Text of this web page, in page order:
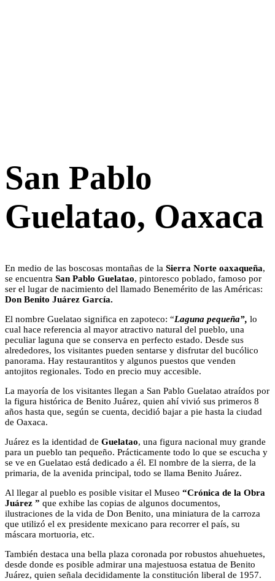
San Pablo
Guelatao, Oaxaca
En medio de las boscosas montañas de la Sierra Norte oaxaqueña,
se encuentra San Pablo Guelatao, pintoresco poblado, famoso por
ser el lugar de nacimiento del llamado Benemérito de las Américas:
Don Benito Juárez García.
El nombre Guelatao significa en zapoteco: “Laguna pequeña”, lo
cual hace referencia al mayor atractivo natural del pueblo, una
peculiar laguna que se conserva en perfecto estado. Desde sus
alrededores, los visitantes pueden sentarse y disfrutar del bucólico
panorama. Hay restaurantitos y algunos puestos que venden
antojitos regionales. Todo en precio muy accesible.
La mayoría de los visitantes llegan a San Pablo Guelatao atraídos por
la figura histórica de Benito Juárez, quien ahí vivió sus primeros 8
años hasta que, según se cuenta, decidió bajar a pie hasta la ciudad
de Oaxaca.
Juárez es la identidad de Guelatao, una figura nacional muy grande
para un pueblo tan pequeño. Prácticamente todo lo que se escucha y
se ve en Guelatao está dedicado a él. El nombre de la sierra, de la
primaria, de la avenida principal, todo se llama Benito Juárez.
Al llegar al pueblo es posible visitar el Museo “Crónica de la Obra
Juárez ” que exhibe las copias de algunos documentos,
ilustraciones de la vida de Don Benito, una miniatura de la carroza
que utilizó el ex presidente mexicano para recorrer el país, su
máscara mortuoria, etc.
También destaca una bella plaza coronada por robustos ahuehuetes,
desde donde es posible admirar una majestuosa estatua de Benito
Juárez, quien señala decididamente la constitución liberal de 1957.